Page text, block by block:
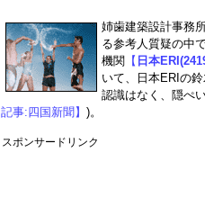
姉歯建築設計事務
る参考人質疑の中
機関 【 日本
いて、日本ERIの
認識はなく、隠ぺ
記事:四国新聞】 )。
スポンサードリンク